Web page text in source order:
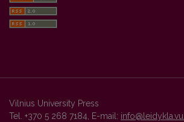
Vilnius University Press
Tel. +370 5 268 7184, E-mail: